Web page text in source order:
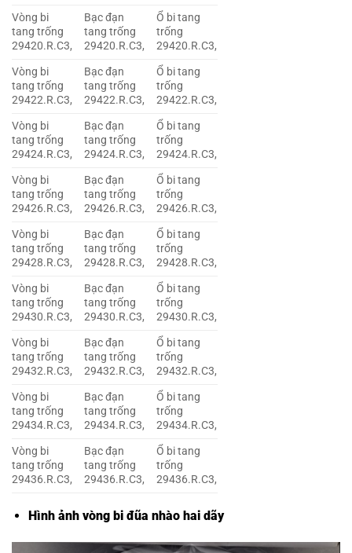
Vòng bi
tang trống
29420.R.C3,
Bạc đạn
tang trống
29420.R.C3,
Ổ bi tang
trống
29420.R.C3,
Vòng bi
tang trống
29422.R.C3,
Bạc đạn
tang trống
29422.R.C3,
Ổ bi tang
trống
29422.R.C3,
Vòng bi
tang trống
29424.R.C3,
Bạc đạn
tang trống
29424.R.C3,
Ổ bi tang
trống
29424.R.C3,
Vòng bi
tang trống
29426.R.C3,
Bạc đạn
tang trống
29426.R.C3,
Ổ bi tang
trống
29426.R.C3,
Vòng bi
tang trống
29428.R.C3,
Bạc đạn
tang trống
29428.R.C3,
Ổ bi tang
trống
29428.R.C3,
Vòng bi
tang trống
29430.R.C3,
Bạc đạn
tang trống
29430.R.C3,
Ổ bi tang
trống
29430.R.C3,
Vòng bi
tang trống
29432.R.C3,
Bạc đạn
tang trống
29432.R.C3,
Ổ bi tang
trống
29432.R.C3,
Vòng bi
tang trống
29434.R.C3,
Bạc đạn
tang trống
29434.R.C3,
Ổ bi tang
trống
29434.R.C3,
Vòng bi
tang trống
29436.R.C3,
Bạc đạn
tang trống
29436.R.C3,
Ổ bi tang
trống
29436.R.C3,
Hình ảnh vòng bi đũa nhào hai dãy